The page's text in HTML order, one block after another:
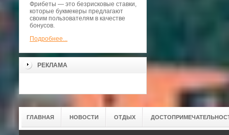
Фрибеты — это безрисковые ставки,
которые букмекеры предлагают
своим пользователям в качестве
бонусов.
Подробнее...
РЕКЛАМА
ГЛАВНАЯ НОВОСТИ ОТДЫХ